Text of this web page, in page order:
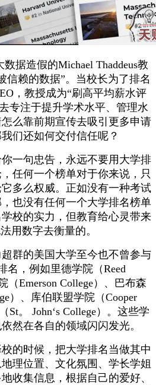
造假的Michael Thaddeus教
信赖的数据”。当校长为了排名
，教授成为“刷高平均薪水评
专注于提升学术水平、管理水
么靠前期宣传去吸引更多申请
们还如何交付信任呢？
句忠告，永远不要用大学排
任何一个榜单对于你来说，只
多么权威。正如没有一种考试
也没有任何一个大学排名榜单
校的实力，但教育给心灵带来
用数字去衡量的。
的美国大学至今也不曾参与
名，例如里德学院（Reed
（Emerson College）、巴布森
）、库伯联盟学院（Cooper
St。 John‘s College）。这些学
然在各自的领域闪闪发光。
时候，把大学排名当做其中
理位置、文化氛围、学长学姐
收集信息，根据自己的爱好、